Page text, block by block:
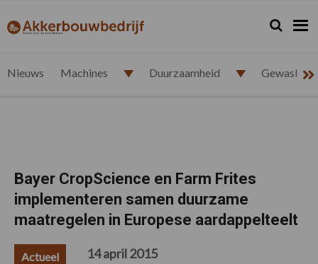
de
de
de
de
akkerbouwbedrijf.nl Zoeken...
Zoek
Nieuws Machines Duurzaamheid
Bayer CropScience en Farm Frites
implementeren samen duurzame
maatregelen in Europese aardappelteelt
Actueel 14 april 2015